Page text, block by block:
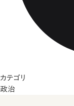
カテゴリ
政治